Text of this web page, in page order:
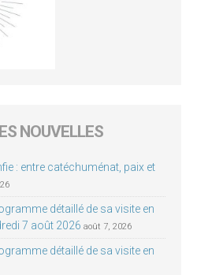
NOUVELLES
: entre catéchuménat, paix et
détaillé de sa visite en
7 août 2026 août 7, 2026
détaillé de sa visite en